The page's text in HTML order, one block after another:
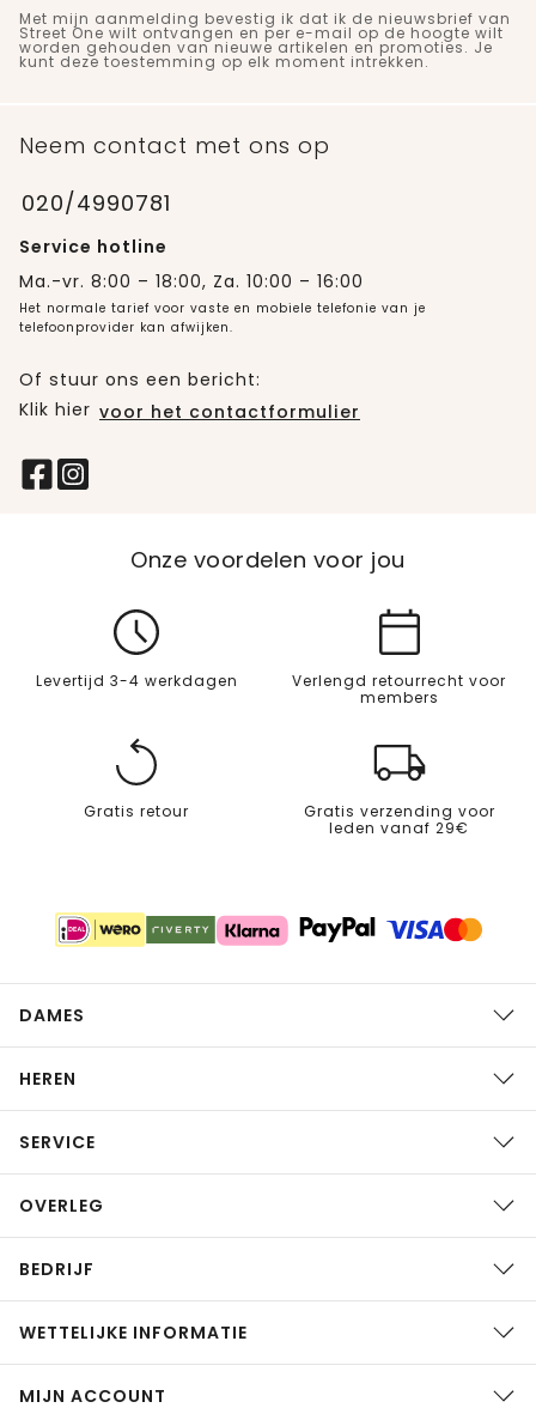
Met mijn aanmelding bevestig ik dat ik de nieuwsbrief van
Street One wilt ontvangen en per e-mail op de hoogte wilt
worden gehouden van nieuwe artikelen en promoties. Je
kunt deze toestemming op elk moment intrekken.
Neem contact met ons op
020/4990781
Service hotline
Ma.-vr. 8:00 – 18:00, Za. 10:00 – 16:00
Het normale tarief voor vaste en mobiele telefonie van je
telefoonprovider kan afwijken.
Of stuur ons een bericht:
Klik hier voor het contactformulier
Onze voordelen voor jou
Levertijd 3-4 werkdagen
Verlengd retourrecht voor
members
Gratis retour
Gratis verzending voor
leden vanaf 29€
DAMES
HEREN
SERVICE
OVERLEG
BEDRIJF
WETTELIJKE INFORMATIE
MIJN ACCOUNT